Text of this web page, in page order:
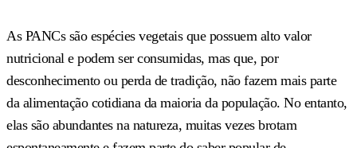
As PANCs são espécies vegetais que possuem alto valor
nutricional e podem ser consumidas, mas que, por
desconhecimento ou perda de tradição, não fazem mais parte
da alimentação cotidiana da maioria da população. No entanto,
elas são abundantes na natureza, muitas vezes brotam